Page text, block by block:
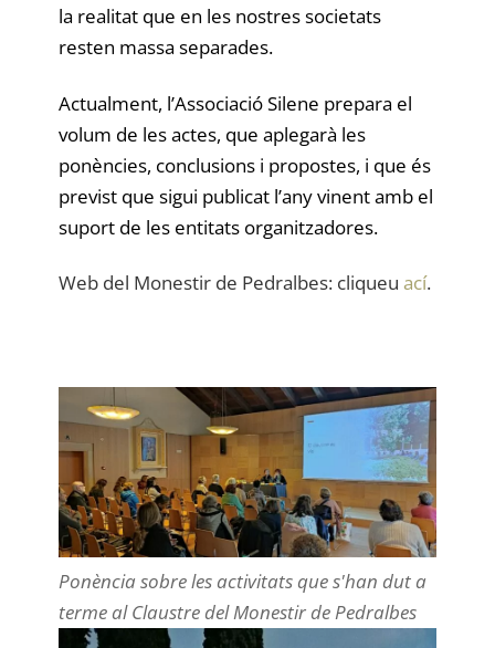
la realitat que en les nostres societats
resten massa separades.
Actualment, l’Associació Silene prepara el
volum de les actes, que aplegarà les
ponències, conclusions i propostes, i que és
previst que sigui publicat l’any vinent amb el
suport de les entitats organitzadores.
Web del Monestir de Pedralbes: cliqueu ací.
Ponència sobre les activitats que s'han dut a
terme al Claustre del Monestir de Pedralbes